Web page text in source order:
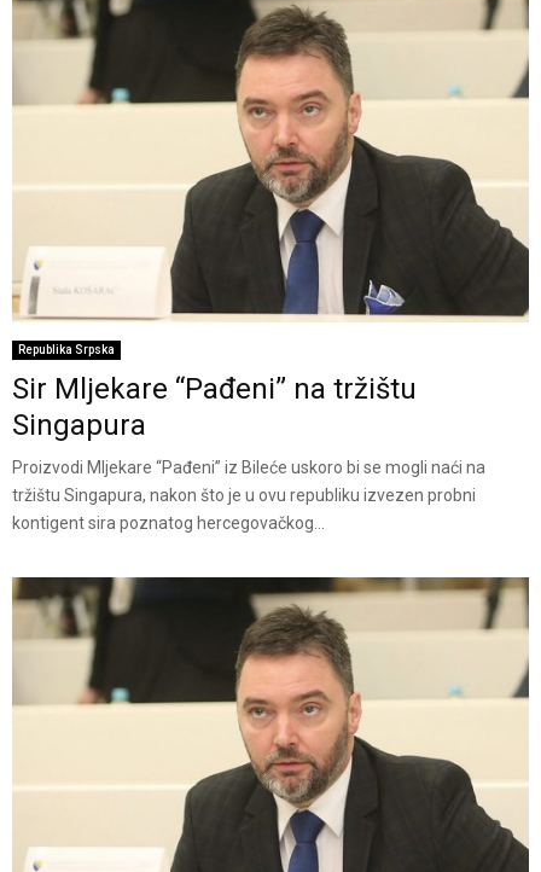
Republika Srpska
Sir Mljekare “Pađeni” na tržištu
Singapura
Proizvodi Mljekare “Pađeni” iz Bileće uskoro bi se mogli naći na
tržištu Singapura, nakon što je u ovu republiku izvezen probni
kontigent sira poznatog hercegovačkog...